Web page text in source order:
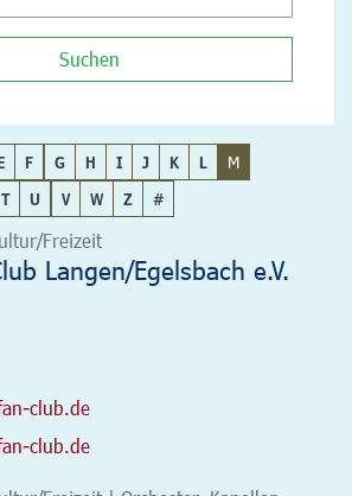
Suchen
F G H I J K L
M
T U V W Z #
Freizeit
Langen/Egelsbach e.V.
club.de
club.de